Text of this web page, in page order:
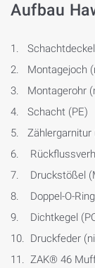
Aufbau
1.
2. Montagejoch
3. Montagerohr
4. Schacht (PE)
5. Zählergarnitur
6.
7. Druckstößel
8. Doppel-O-
9. Dichtkegel
10. Druckfeder
11. ZAK® 46